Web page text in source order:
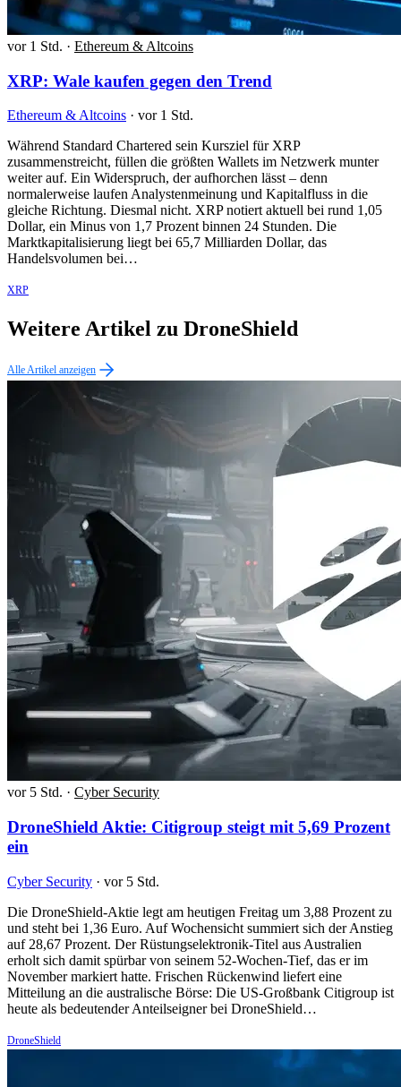
vor 1 Std. · Ethereum & Altcoins
XRP: Wale kaufen gegen den Trend
Ethereum & Altcoins · vor 1 Std.
Während Standard Chartered sein Kursziel für XRP
zusammenstreicht, füllen die größten Wallets im Netzwerk munter
weiter auf. Ein Widerspruch, der aufhorchen lässt – denn
normalerweise laufen Analystenmeinung und Kapitalfluss in die
gleiche Richtung. Diesmal nicht. XRP notiert aktuell bei rund 1,05
Dollar, ein Minus von 1,7 Prozent binnen 24 Stunden. Die
Marktkapitalisierung liegt bei 65,7 Milliarden Dollar, das
Handelsvolumen bei…
XRP
Weitere Artikel zu DroneShield
Alle Artikel anzeigen
vor 5 Std. · Cyber Security
DroneShield Aktie: Citigroup steigt mit 5,69 Prozent
ein
Cyber Security · vor 5 Std.
Die DroneShield-Aktie legt am heutigen Freitag um 3,88 Prozent zu
und steht bei 1,36 Euro. Auf Wochensicht summiert sich der Anstieg
auf 28,67 Prozent. Der Rüstungselektronik-Titel aus Australien
erholt sich damit spürbar von seinem 52-Wochen-Tief, das er im
November markiert hatte. Frischen Rückenwind liefert eine
Mitteilung an die australische Börse: Die US-Großbank Citigroup ist
heute als bedeutender Anteilseigner bei DroneShield…
DroneShield